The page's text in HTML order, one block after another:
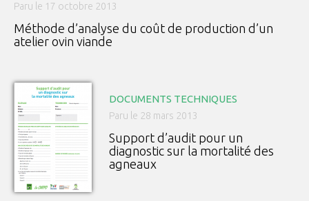
Paru le 17 octobre 2013
Méthode d’analyse du coût de production d’un
atelier ovin viande
DOCUMENTS TECHNIQUES
Paru le 28 mars 2013
Support d’audit pour un
diagnostic sur la mortalité des
agneaux